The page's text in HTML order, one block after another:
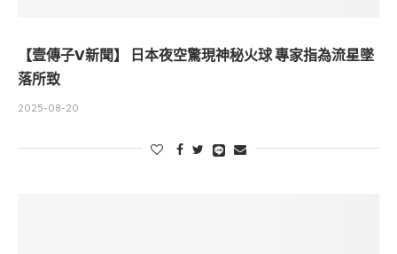
【壹傳子V新聞】 日本夜空驚現神秘火球 專家指為流星墜
落所致
2025-08-20